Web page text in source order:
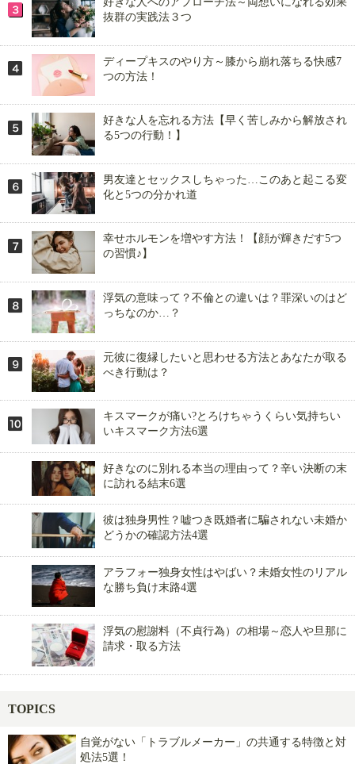
抜群の実践法３つ
ディープキスのやり方～膝から崩れ落ちる快感7
つの方法！
好きな人を忘れる方法【早く苦しみから解放され
る5つの行動！】
男友達とセックスしちゃった…このあと起こる変
化と5つの分かれ道
幸せホルモンを増やす方法！【顔が輝きだす5つ
の習慣♪】
浮気の意味って？不倫との違いは？罪深いのはど
っちなのか…？
元彼に復縁したいと思わせる方法とあなたが取る
べき行動は？
キスマークが痛い?とろけちゃうくらい気持ちい
いキスマーク方法6選
好きなのに別れる本当の理由って？辛い決断の末
に訪れる結末6選
彼は独身男性？嘘つき既婚者に騙されない未婚か
どうかの確認方法4選
アラフォー独身女性はやばい？未婚女性のリアル
な勝ち負け末路4選
浮気の慰謝料（不貞行為）の相場～恋人や旦那に
請求・取る方法
TOPICS
自覚がない「トラブルメーカー」の共通する特徴と対
処法5選！